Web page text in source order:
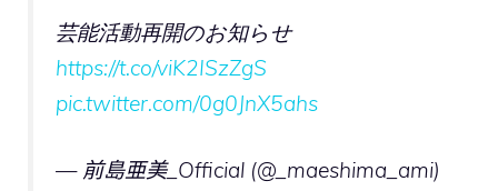
芸能活動再開のお知らせ
https://t.co/viK2ISzZgS
pic.twitter.com/0g0JnX5ahs
— 前島亜美_Official (@_maeshima_ami)